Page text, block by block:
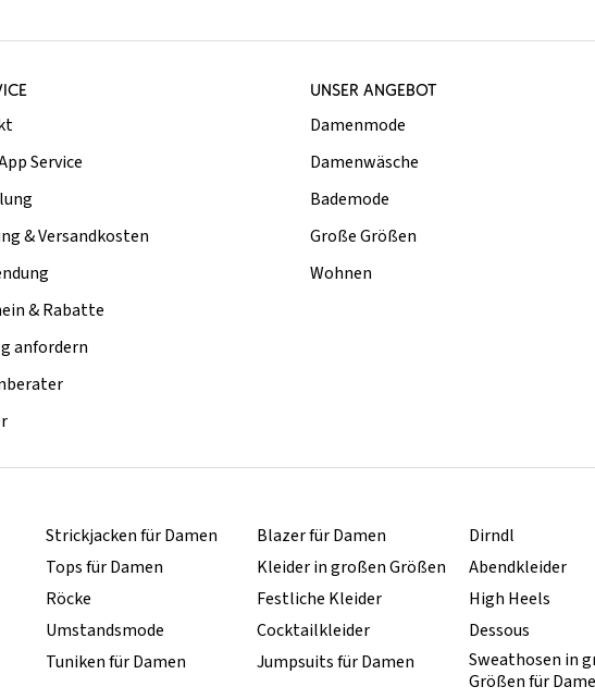
Service
& Versandkosten
& Rabatte
anfordern
UNSER ANGEBOT
Damenmode
Damenwäsche
Bademode
Große Größen
Wohnen
Strickjacken für Damen
Tops für Damen
Röcke
Umstandsmode
Tuniken für Damen
Blazer für Damen
Kleider in großen Größen
Festliche Kleider
Cocktailkleider
Jumpsuits für Damen
Dirndl
Abendkleider
High Heels
Dessous
Sweathosen in
Größen für